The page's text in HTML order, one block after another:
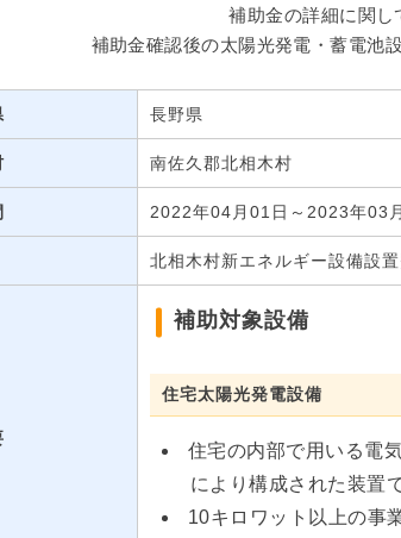
補助金の詳細に関し
補助金確認後の太陽光発電・蓄電池
長野県
南佐久郡北相木村
2022年04月01日～2023年03
北相木村新エネルギー設備設
補助対象設備
住宅太陽光発電設備
住宅の内部で用いる電
により構成された装置
10キロワット以上の事